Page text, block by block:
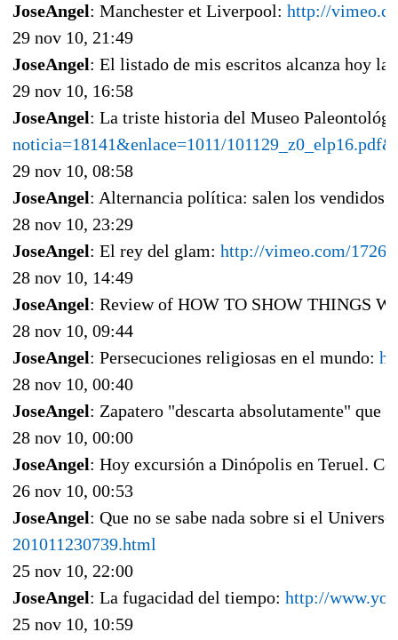
JoseAngel: Manchester et Liverpool: http://
29 nov 10, 21:49
JoseAngel: El listado de mis escritos alcanza hoy
29 nov 10, 16:58
JoseAngel: La triste historia del Museo
noticia=18141&enlace=1011/
29 nov 10, 08:58
JoseAngel: Alternancia política: salen los vendidos,
28 nov 10, 23:29
JoseAngel: El rey del glam: http://vimeo.com/
28 nov 10, 14:49
JoseAngel: Review of HOW TO SHOW THINGS
28 nov 10, 09:44
JoseAngel: Persecuciones religiosas en el mundo:
28 nov 10, 00:40
JoseAngel: Zapatero "descarta absolutamente" que
28 nov 10, 00:00
JoseAngel: Hoy excursión a Dinópolis en Teruel.
26 nov 10, 00:53
JoseAngel: Que no se sabe nada sobre si el
201011230739.html
25 nov 10, 22:00
JoseAngel: La fugacidad del tiempo: http://
25 nov 10, 10:59